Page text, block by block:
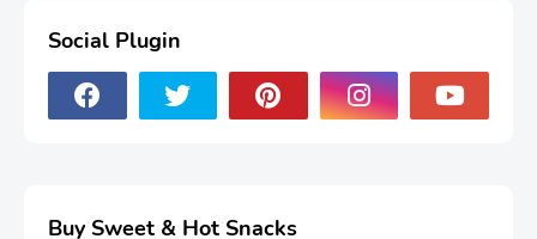
Social Plugin
Buy Sweet & Hot Snacks